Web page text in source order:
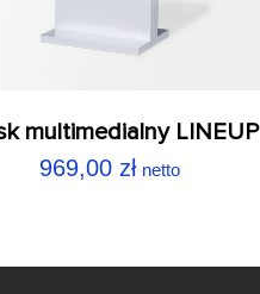
multimedialny LINEUP
969,00 zł netto